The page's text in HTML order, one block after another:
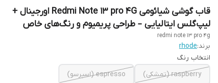
قاب گوشی شیائومی Redmi Note 13 pro 4G اورجینال +
لیپ‌گلس ایتالیایی – طراحی پریمیوم و رنگ‌های خاص
redmi note 13 pro 4g
برند:rhode
انتخاب رنگ
raspberry (تمشکی)
espresso (اسپرسو)